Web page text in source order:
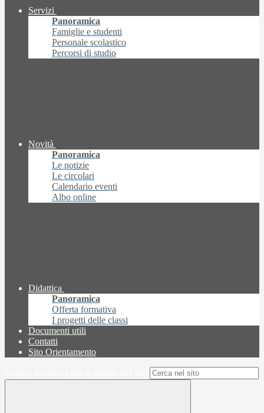
Servizi
Panoramica
Famiglie e studenti
Personale scolastico
Percorsi di studio
Novità
Panoramica
Le notizie
Le circolari
Calendario eventi
Albo online
Didattica
Panoramica
Offerta formativa
I progetti delle classi
Documenti utili
Contatti
Sito Orientamento